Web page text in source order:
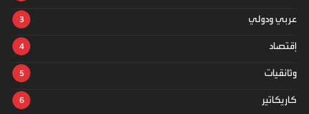
عربي ودولي
إقتصاد
وثائقيات
كاريكاتير